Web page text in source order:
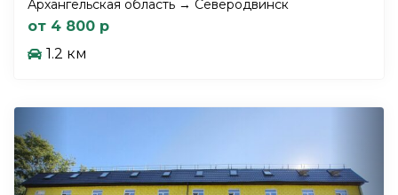
Архангельская область → Северодвинск
от 4 800 р
1.2 км